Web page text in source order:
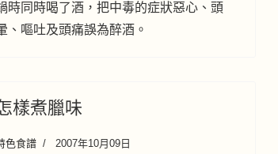
時同時喝了酒，把中毒的症狀惡心、頭
、嘔吐及頭痛誤為醉酒。
樣煮臘味
色食譜 2007年10月09日